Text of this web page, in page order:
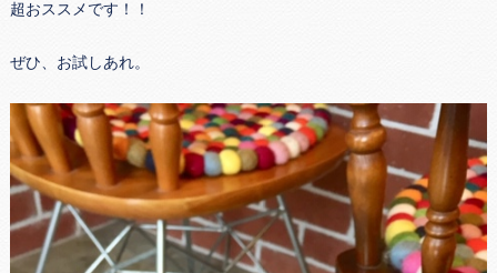
超おススメです！！
ぜひ、お試しあれ。